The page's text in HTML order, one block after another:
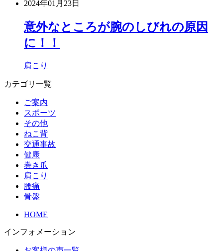
2024年01月23日
意外なところが腕のしびれの原因
に！！
肩こり
カテゴリ一覧
ご案内
スポーツ
その他
ねこ背
交通事故
健康
巻き爪
肩こり
腰痛
骨盤
HOME
インフォメーション